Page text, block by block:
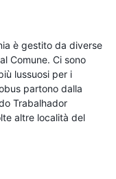
è gestito da diverse
Comune. Ci sono
lussuosi per i
partono dalla
Trabalhador
altre località del